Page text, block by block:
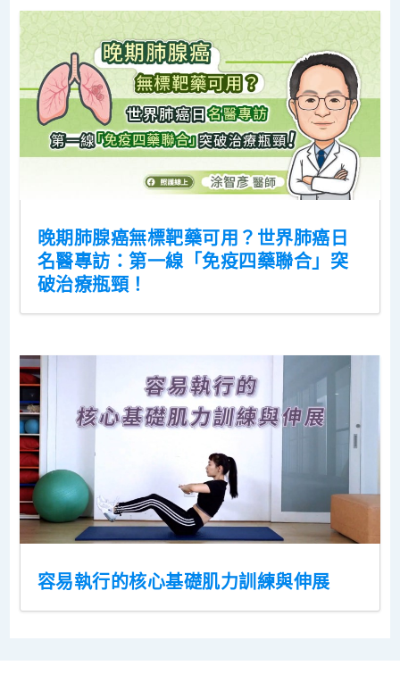
晚期肺腺癌無標靶藥可用？世界肺癌日
名醫專訪：第一線「免疫四藥聯合」突
破治療瓶頸！
容易執行的核心基礎肌力訓練與伸展